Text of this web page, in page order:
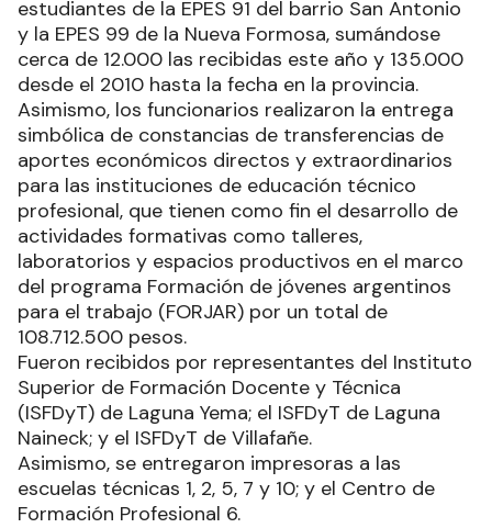
estudiantes de la EPES 91 del barrio San Antonio
y la EPES 99 de la Nueva Formosa, sumándose
cerca de 12.000 las recibidas este año y 135.000
desde el 2010 hasta la fecha en la provincia.
Asimismo, los funcionarios realizaron la entrega
simbólica de constancias de transferencias de
aportes económicos directos y extraordinarios
para las instituciones de educación técnico
profesional, que tienen como fin el desarrollo de
actividades formativas como talleres,
laboratorios y espacios productivos en el marco
del programa Formación de jóvenes argentinos
para el trabajo (FORJAR) por un total de
108.712.500 pesos.
Fueron recibidos por representantes del Instituto
Superior de Formación Docente y Técnica
(ISFDyT) de Laguna Yema; el ISFDyT de Laguna
Naineck; y el ISFDyT de Villafañe.
Asimismo, se entregaron impresoras a las
escuelas técnicas 1, 2, 5, 7 y 10; y el Centro de
Formación Profesional 6.